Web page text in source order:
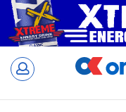
Skip